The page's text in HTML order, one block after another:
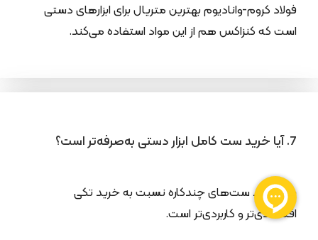
فولاد کروم-وانادیوم بهترین متریال برای ابزارهای دستی
است که کنزاکس هم از این مواد استفاده می‌کند.
7. آیا خرید ست کامل ابزار دستی به‌صرفه‌تر است؟
بله، خرید ست‌های چندکاره نسبت به خرید تکی
اقتصادی‌تر و کاربردی‌تر است.